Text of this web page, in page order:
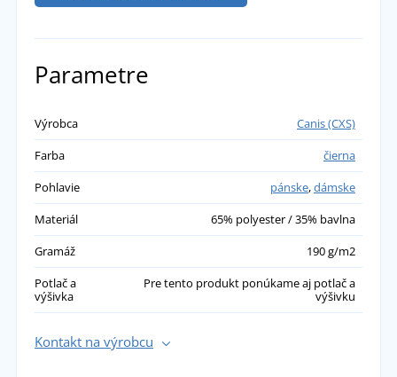
Parametre
Výrobca
Canis (CXS)
Farba
čierna
Pohlavie
pánske,dámske
Materiál
65% polyester / 35% bavlna
Gramáž
190 g/m2
Potlač a
výšivka
Pre tento produkt ponúkame aj potlač a
výšivku
Kontakt na výrobcu